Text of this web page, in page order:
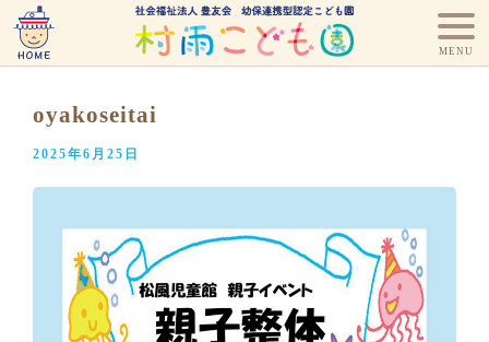
oyakoseitai
2025年6月25日